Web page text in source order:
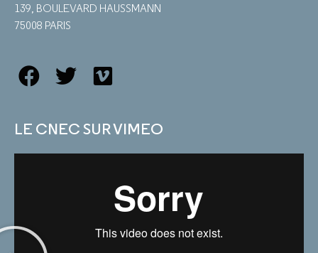
139, BOULEVARD HAUSSMANN
75008 PARIS
LE CNEC SUR VIMEO